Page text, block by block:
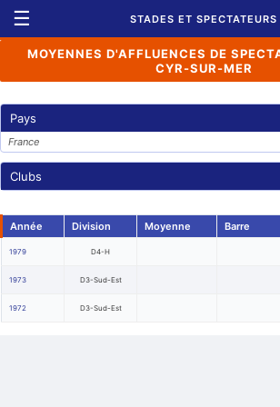
☰ STADES ET SPECTATEURS
MOYENNES D'AFFLUENCES DE
CYR-SUR-MER
Pays
France
Clubs
Année Division Moyenne Barre
1979 D4-H
1973 D3-Sud-Est
1972 D3-Sud-Est